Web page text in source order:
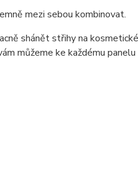
mezi sebou kombinovat.
shánět střihy na
můžeme ke každému